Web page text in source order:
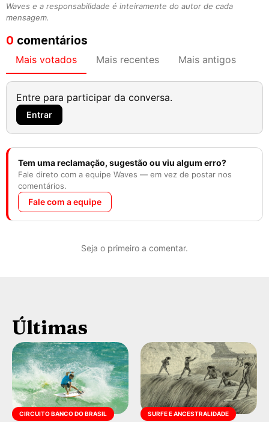
Waves e a responsabilidade é inteiramente do autor de cada
mensagem.
0 comentários
Mais votados Mais recentes Mais antigos
Entre para participar da conversa.
Entrar
Tem uma reclamação, sugestão ou viu algum erro?
Fale direto com a equipe Waves — em vez de postar nos
comentários.
Fale com a equipe
Seja o primeiro a comentar.
Últimas
CIRCUITO BANCO DO BRASIL SURFE E ANCESTRALIDADE